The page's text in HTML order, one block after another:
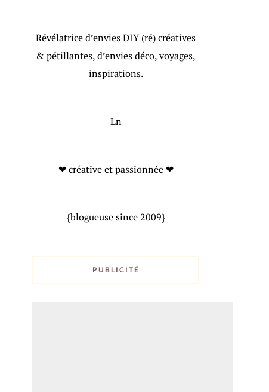
Révélatrice d’envies DIY (ré) créatives
& pétillantes, d’envies déco, voyages,
inspirations.
Ln
❤ créative et passionnée ❤
{blogueuse since 2009}
PUBLICITÉ